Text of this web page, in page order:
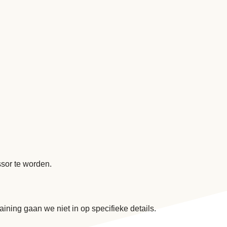
te worden.
gaan we niet in op specifieke details.